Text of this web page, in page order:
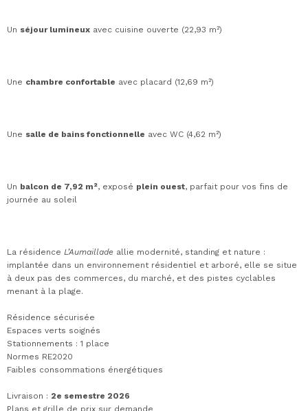
Un séjour lumineux avec cuisine ouverte (22,93 m²)
Une chambre confortable avec placard (12,69 m²)
Une salle de bains fonctionnelle avec WC (4,62 m²)
Un balcon de 7,92 m², exposé plein ouest, parfait pour vos fins de
journée au soleil
La résidence L’Aumaillade allie modernité, standing et nature :
implantée dans un environnement résidentiel et arboré, elle se situe
à deux pas des commerces, du marché, et des pistes cyclables
menant à la plage.
Résidence sécurisée
Espaces verts soignés
Stationnements : 1 place
Normes RE2020
Faibles consommations énergétiques
Livraison : 2e semestre 2026